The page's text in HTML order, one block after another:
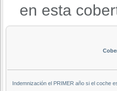
en esta
Indemnización el PRIMER año si el coche